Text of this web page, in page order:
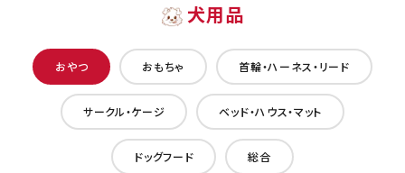
犬用品
おやつ おもちゃ 首輪・ハーネス・リード
サークル・ケージ ベッド・ハウス・マット
ドッグフード 総合